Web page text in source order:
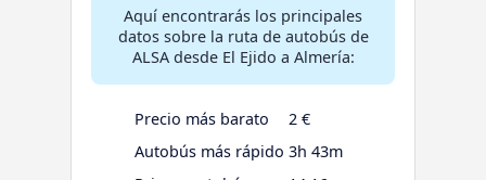
Aquí encontrarás los principales
datos sobre la ruta de autobús de
ALSA desde El Ejido a Almería:
Precio más barato
2 €
Autobús más rápido 3h 43m